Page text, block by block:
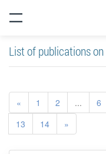
List of publications
« 1 2 ... 6
13
14 »